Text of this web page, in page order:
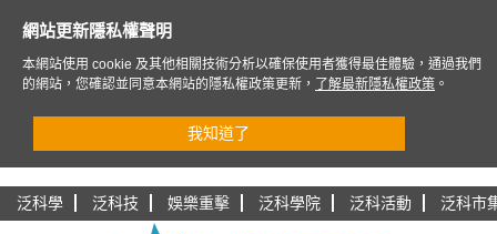
泛科學 泛科技 娛樂重擊 泛科學院 泛科活動 泛科市
網站更新隱私權聲明
本網站使用 cookie 及其他相關技術分析以確保使用者獲得最佳體驗，通過我們
的網站，您確認並同意本網站的隱私權政策更新，
了解最新隱私權政策 。
我知道了